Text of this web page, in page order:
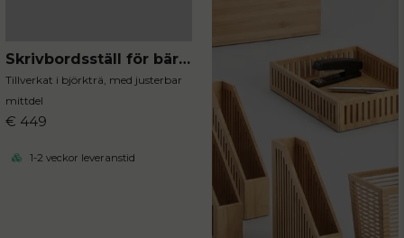
Skrivbordsställ för bärbara datorer
Tillverkat i björkträ, med justerbar
mittdel
€ 449
1-2 veckor leveranstid